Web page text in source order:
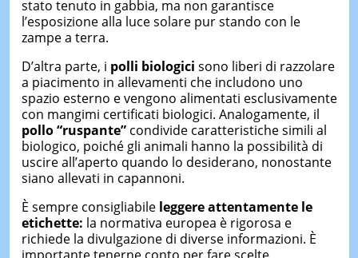
stato tenuto in gabbia, ma non garantisce
l’esposizione alla luce solare pur stando con le
zampe a terra.
D’altra parte, i polli biologici sono liberi di razzolare
a piacimento in allevamenti che includono uno
spazio esterno e vengono alimentati esclusivamente
con mangimi certificati biologici. Analogamente, il
pollo “ruspante”condivide caratteristiche simili al
biologico, poiché gli animali hanno la possibilità di
uscire all’aperto quando lo desiderano, nonostante
siano allevati in capannoni.
È sempre consigliabile leggere attentamente le
etichette: la normativa europea è rigorosa e
richiede la divulgazione di diverse informazioni. È